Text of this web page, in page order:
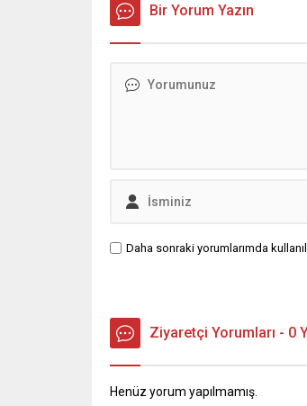
konulardan dolayı Sayın Özgür Özeli
uyaracaktım. Ancak bu gün o gün
değil… Canımıza tak eden
etmeyenlere verilen...
Bir Yorum Yazın
Daha sonraki yorumlarımda
Ziyaretçi Yorumları - 0
Henüz yorum yapılmamış.